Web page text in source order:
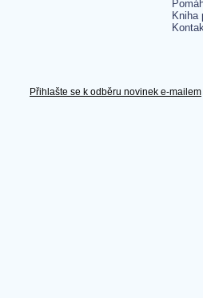
Kniha
Přihlašte se k odběru novinek e-mailem